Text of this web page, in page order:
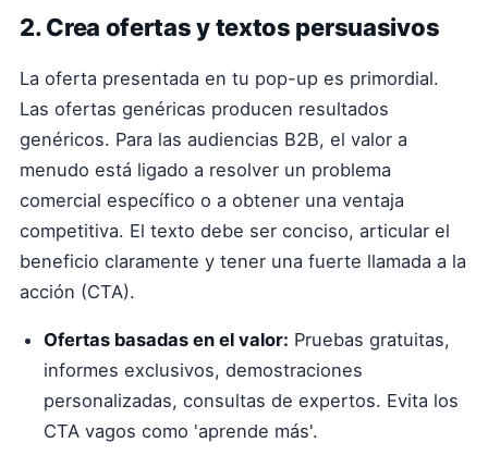
2. Crea ofertas y textos persuasivos
La oferta presentada en tu pop-up es primordial.
Las ofertas genéricas producen resultados
genéricos. Para las audiencias B2B, el valor a
menudo está ligado a resolver un problema
comercial específico o a obtener una ventaja
competitiva. El texto debe ser conciso, articular el
beneficio claramente y tener una fuerte llamada a la
acción (CTA).
Ofertas basadas en el valor: Pruebas gratuitas,
informes exclusivos, demostraciones
personalizadas, consultas de expertos. Evita los
CTA vagos como 'aprende más'.